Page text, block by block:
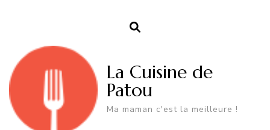
La Cuisine de
Patou
Ma maman c'est la meilleure !